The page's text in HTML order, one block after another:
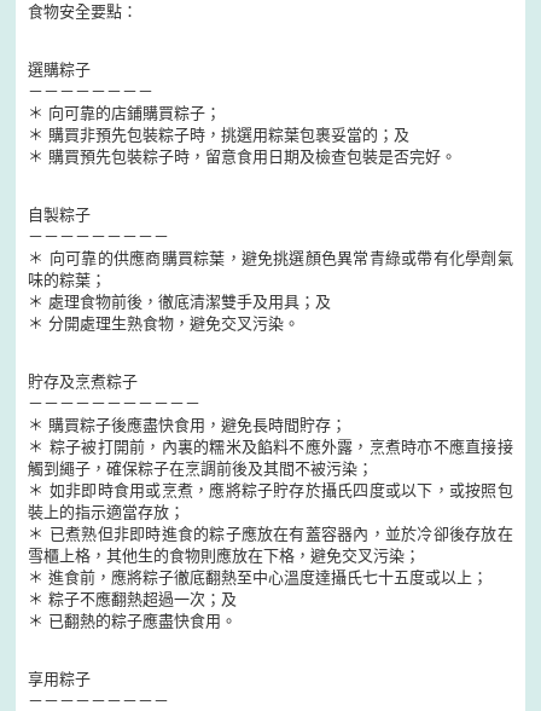
食物安全要點：
選購粽子
－－－－－－－－
＊ 向可靠的店鋪購買粽子；
＊ 購買非預先包裝粽子時，挑選用粽葉包裹妥當的；及
＊ 購買預先包裝粽子時，留意食用日期及檢查包裝是否完好。
自製粽子
－－－－－－－－－
＊ 向可靠的供應商購買粽葉，避免挑選顏色異常青綠或帶有化學劑氣
味的粽葉；
＊ 處理食物前後，徹底清潔雙手及用具；及
＊ 分開處理生熟食物，避免交叉污染。
貯存及烹煮粽子
－－－－－－－－－－－
＊ 購買粽子後應盡快食用，避免長時間貯存；
＊ 粽子被打開前，內裏的糯米及餡料不應外露，烹煮時亦不應直接接
觸到繩子，確保粽子在烹調前後及其間不被污染；
＊ 如非即時食用或烹煮，應將粽子貯存於攝氏四度或以下，或按照包
裝上的指示適當存放；
＊ 已煮熟但非即時進食的粽子應放在有蓋容器內，並於冷卻後存放在
雪櫃上格，其他生的食物則應放在下格，避免交叉污染；
＊ 進食前，應將粽子徹底翻熱至中心溫度達攝氏七十五度或以上；
＊ 粽子不應翻熱超過一次；及
＊ 已翻熱的粽子應盡快食用。
享用粽子
－－－－－－－－－